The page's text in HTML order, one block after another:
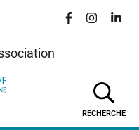
d'accessibilité
Lien vers le
Lien vers
Lien
RECHERCHE